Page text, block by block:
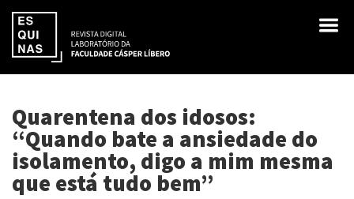
Quarentena dos idosos:
“Quando bate a ansiedade do
isolamento, digo a mim mesma
que está tudo bem”